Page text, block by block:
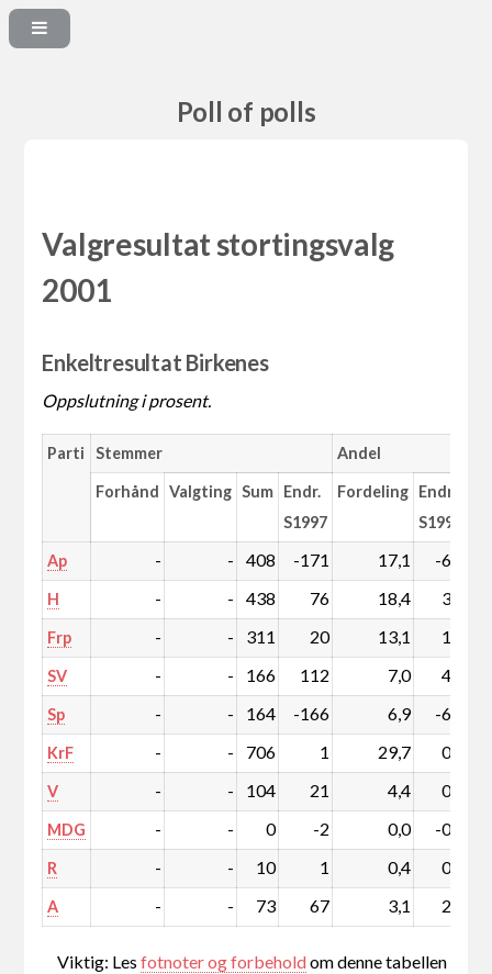
Poll of polls
Valgresultat stortingsvalg
2001
Enkeltresultat Birkenes
Oppslutning i prosent.
Parti Stemmer Andel
Forhånd Valgting Sum Endr.
S1997
Fordeling Endr.
S1997
Ap - - 408 -171 17,1 -6,8
H - - 438 76 18,4 3,5
Frp - - 311 20 13,1 1,0
SV - - 166 112 7,0 4,7
Sp - - 164 -166 6,9 -6,7
KrF - - 706 1 29,7 0,5
V - - 104 21 4,4 0,9
MDG - - 0 -2 0,0 -0,1
R - - 10 1 0,4 0,0
A - - 73 67 3,1 2,8
Viktig: Lesfotnoter og forbeholdom denne tabellen